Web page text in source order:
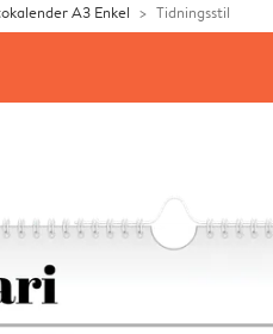
A3 Enkel Tidningsstil